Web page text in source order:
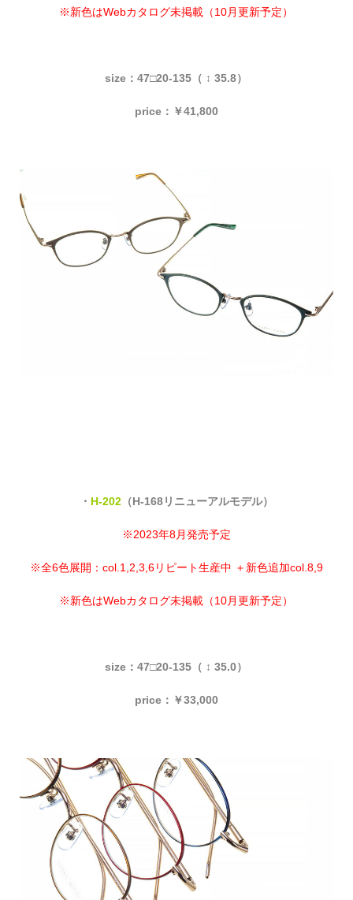
※新色はWebカタログ未掲載（10月更新予定）
size：47□20-135（ ↕ 35.8）
price：￥41,800
・ H-202（H-168リニューアルモデル）
※2023年8月発売予定
※全6色展開：col.1,2,3,6リピート生産中 ＋新色追加col.8,9
※新色はWebカタログ未掲載（10月更新予定）
size：47□20-135（ ↕ 35.0）
price：￥33,000